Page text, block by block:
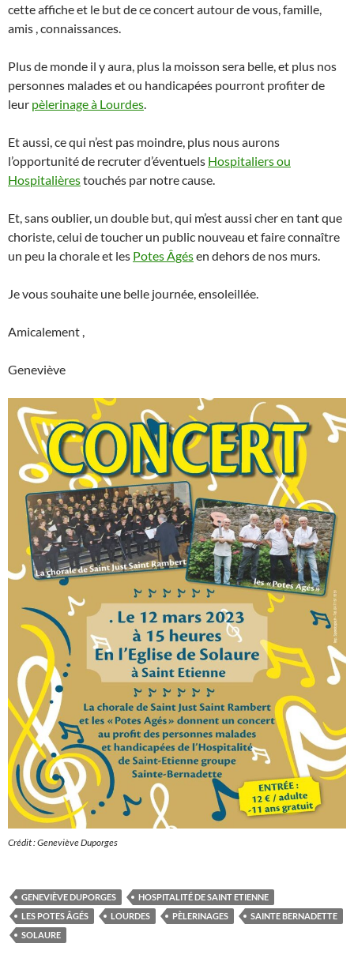
cette affiche et le but de ce concert autour de vous, famille,
amis , connaissances.
Plus de monde il y aura, plus la moisson sera belle, et plus nos
personnes malades et ou handicapées pourront profiter de
leur pèlerinage à Lourdes.
Et aussi, ce qui n’est pas moindre, plus nous aurons
l’opportunité de recruter d’éventuels Hospitaliers ou
Hospitalièrestouchés par notre cause.
Et, sans oublier, un double but, qui m’est aussi cher en tant que
choriste, celui de toucher un public nouveau et faire connaître
un peu la chorale et les Potes Âgésen dehors de nos murs.
Je vous souhaite une belle journée, ensoleillée.
Amicalement ,
Geneviève
Crédit : Geneviève Duporges
GENEVIÈVE DUPORGES
HOSPITALITÉ DE SAINT ETIENNE
LES POTES ÂGÉS
LOURDES PÈLERINAGES
SAINTE BERNADETTE
SOLAURE